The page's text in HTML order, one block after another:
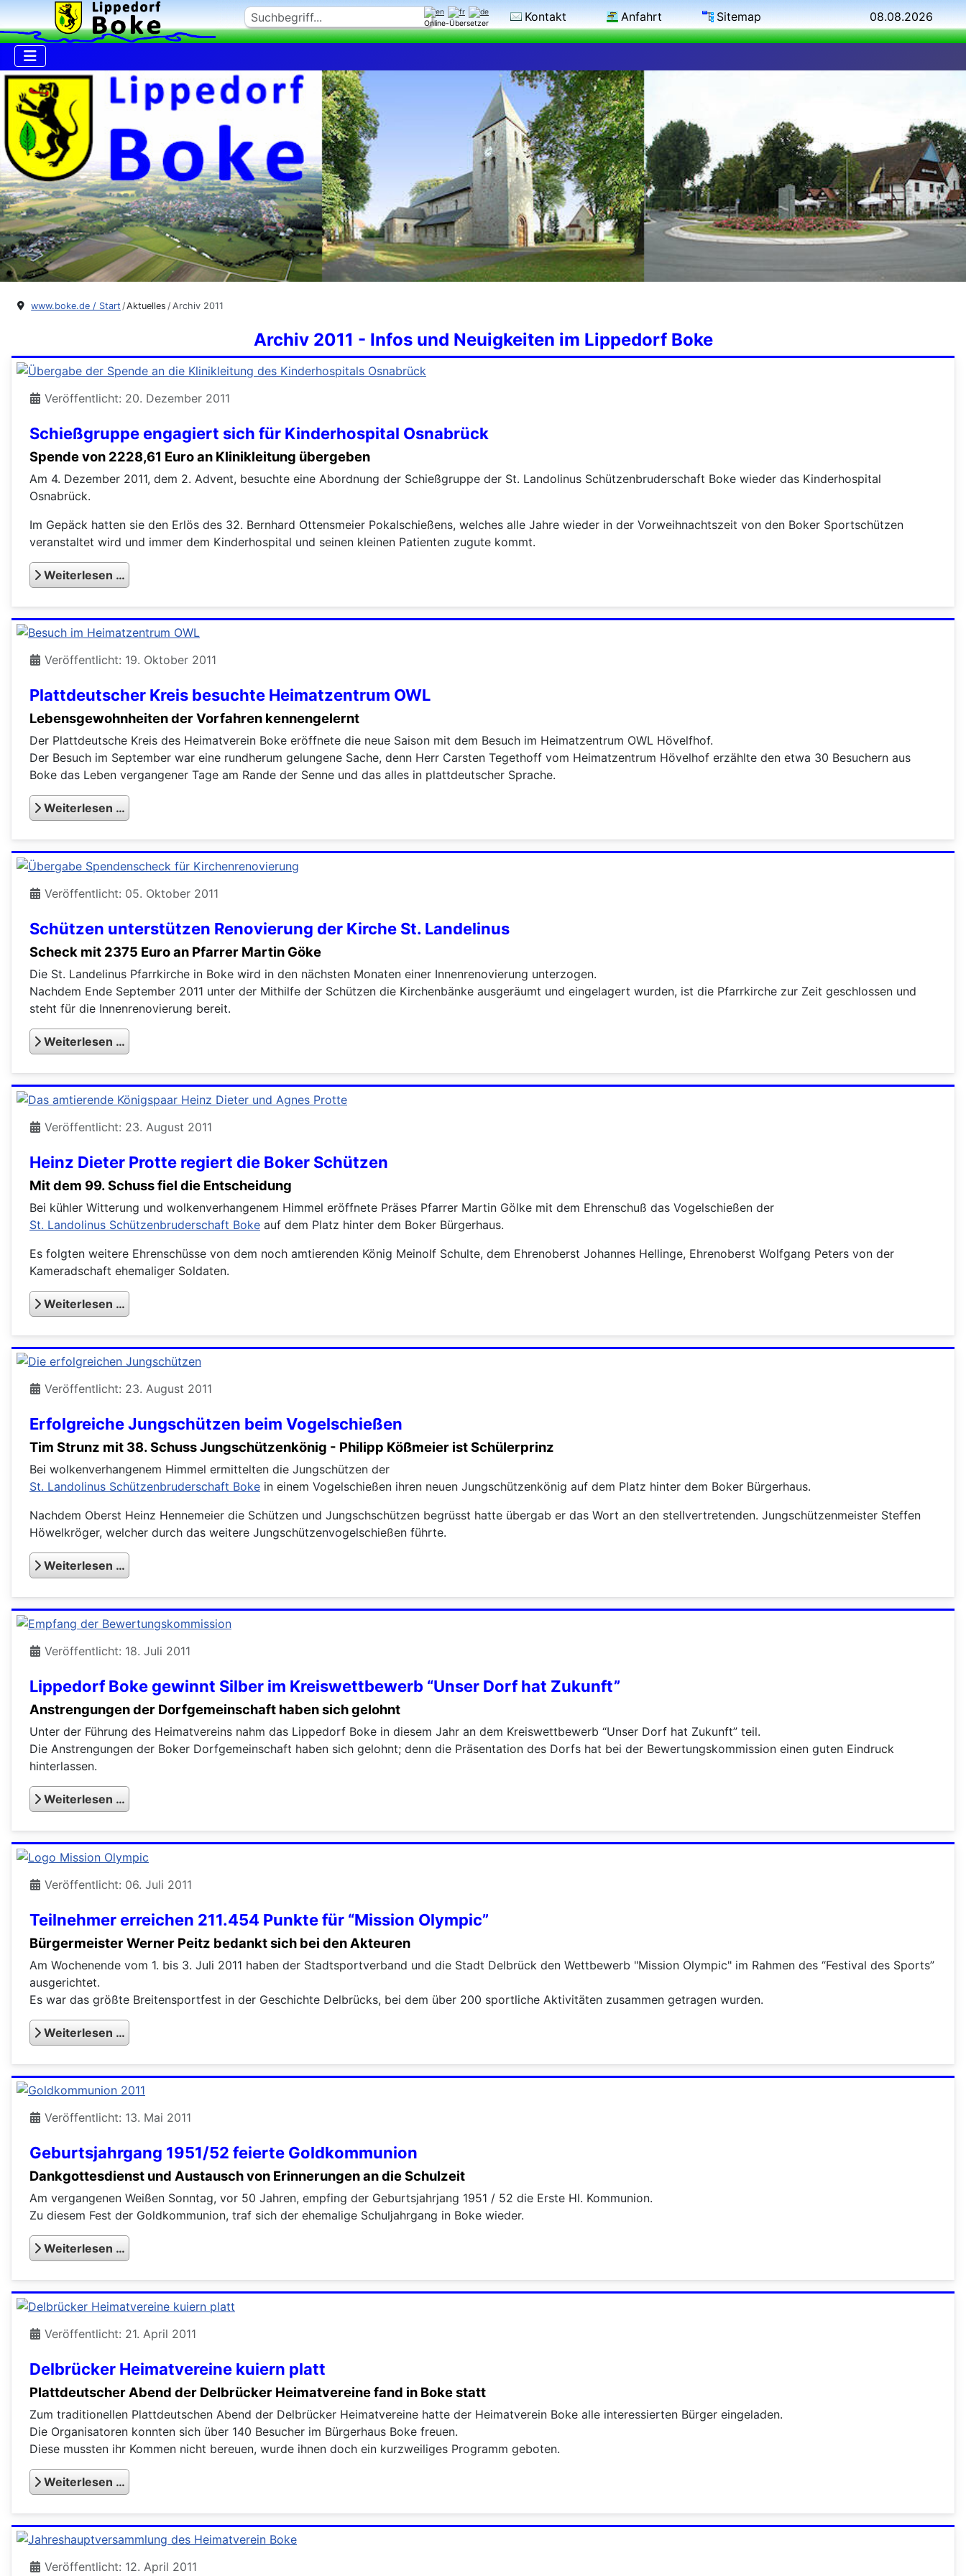
Suchen
Online-Übersetzer Kontakt Anfahrt Sitemap 08.08.2026
www.boke.de / Start Aktuelles Archiv 2011
Archiv 2011 - Infos und Neuigkeiten im Lippedorf Boke
Schießgruppe engagiert sich für Kinderhospital Osnabrück
Veröffentlicht: 20. Dezember 2011
Spende von 2228,61 Euro an Klinikleitung übergeben
Am 4. Dezember 2011, dem 2. Advent, besuchte eine Abordnung der Schießgruppe der St. Landolinus Schützenbruderschaft Boke wieder das Kinderhospital
Osnabrück.
Im Gepäck hatten sie den Erlös des 32. Bernhard Ottensmeier Pokalschießens, welches alle Jahre wieder in der Vorweihnachtszeit von den Boker Sportschützen
veranstaltet wird und immer dem Kinderhospital und seinen kleinen Patienten zugute kommt.
Weiterlesen …
Plattdeutscher Kreis besuchte Heimatzentrum OWL
Veröffentlicht: 19. Oktober 2011
Lebensgewohnheiten der Vorfahren kennengelernt
Der Plattdeutsche Kreis des Heimatverein Boke eröffnete die neue Saison mit dem Besuch im Heimatzentrum OWL Hövelfhof.
Der Besuch im September war eine rundherum gelungene Sache, denn Herr Carsten Tegethoff vom Heimatzentrum Hövelhof erzählte den etwa 30 Besuchern aus
Boke das Leben vergangener Tage am Rande der Senne und das alles in plattdeutscher Sprache.
Weiterlesen …
Schützen unterstützen Renovierung der Kirche St. Landelinus
Veröffentlicht: 05. Oktober 2011
Scheck mit 2375 Euro an Pfarrer Martin Göke
Die St. Landelinus Pfarrkirche in Boke wird in den nächsten Monaten einer Innenrenovierung unterzogen.
Nachdem Ende September 2011 unter der Mithilfe der Schützen die Kirchenbänke ausgeräumt und eingelagert wurden, ist die Pfarrkirche zur Zeit geschlossen und
steht für die Innenrenovierung bereit.
Weiterlesen …
Heinz Dieter Protte regiert die Boker Schützen
Veröffentlicht: 23. August 2011
Mit dem 99. Schuss fiel die Entscheidung
Bei kühler Witterung und wolkenverhangenem Himmel eröffnete Präses Pfarrer Martin Gölke mit dem Ehrenschuß das Vogelschießen der
St. Landolinus Schützenbruderschaft Boke auf dem Platz hinter dem Boker Bürgerhaus.
Es folgten weitere Ehrenschüsse von dem noch amtierenden König Meinolf Schulte, dem Ehrenoberst Johannes Hellinge, Ehrenoberst Wolfgang Peters von der
Kameradschaft ehemaliger Soldaten.
Weiterlesen …
Erfolgreiche Jungschützen beim Vogelschießen
Veröffentlicht: 23. August 2011
Tim Strunz mit 38. Schuss Jungschützenkönig - Philipp Kößmeier ist Schülerprinz
Bei wolkenverhangenem Himmel ermittelten die Jungschützen der
St. Landolinus Schützenbruderschaft Boke in einem Vogelschießen ihren neuen Jungschützenkönig auf dem Platz hinter dem Boker Bürgerhaus.
Nachdem Oberst Heinz Hennemeier die Schützen und Jungschschützen begrüsst hatte übergab er das Wort an den stellvertretenden. Jungschützenmeister Steffen
Höwelkröger, welcher durch das weitere Jungschützenvogelschießen führte.
Weiterlesen …
Lippedorf Boke gewinnt Silber im Kreiswettbewerb “Unser Dorf hat Zukunft”
Veröffentlicht: 18. Juli 2011
Anstrengungen der Dorfgemeinschaft haben sich gelohnt
Unter der Führung des Heimatvereins nahm das Lippedorf Boke in diesem Jahr an dem Kreiswettbewerb “Unser Dorf hat Zukunft” teil.
Die Anstrengungen der Boker Dorfgemeinschaft haben sich gelohnt; denn die Präsentation des Dorfs hat bei der Bewertungskommission einen guten Eindruck
hinterlassen.
Weiterlesen …
Teilnehmer erreichen 211.454 Punkte für “Mission Olympic”
Veröffentlicht: 06. Juli 2011
Bürgermeister Werner Peitz bedankt sich bei den Akteuren
Am Wochenende vom 1. bis 3. Juli 2011 haben der Stadtsportverband und die Stadt Delbrück den Wettbewerb "Mission Olympic" im Rahmen des “Festival des Sports”
ausgerichtet.
Es war das größte Breitensportfest in der Geschichte Delbrücks, bei dem über 200 sportliche Aktivitäten zusammen getragen wurden.
Weiterlesen …
Geburtsjahrgang 1951/52 feierte Goldkommunion
Veröffentlicht: 13. Mai 2011
Dankgottesdienst und Austausch von Erinnerungen an die Schulzeit
Am vergangenen Weißen Sonntag, vor 50 Jahren, empfing der Geburtsjahrjang 1951 / 52 die Erste Hl. Kommunion.
Zu diesem Fest der Goldkommunion, traf sich der ehemalige Schuljahrgang in Boke wieder.
Weiterlesen …
Delbrücker Heimatvereine kuiern platt
Veröffentlicht: 21. April 2011
Plattdeutscher Abend der Delbrücker Heimatvereine fand in Boke statt
Zum traditionellen Plattdeutschen Abend der Delbrücker Heimatvereine hatte der Heimatverein Boke alle interessierten Bürger eingeladen.
Die Organisatoren konnten sich über 140 Besucher im Bürgerhaus Boke freuen.
Diese mussten ihr Kommen nicht bereuen, wurde ihnen doch ein kurzweiliges Programm geboten.
Weiterlesen …
Veröffentlicht: 12. April 2011